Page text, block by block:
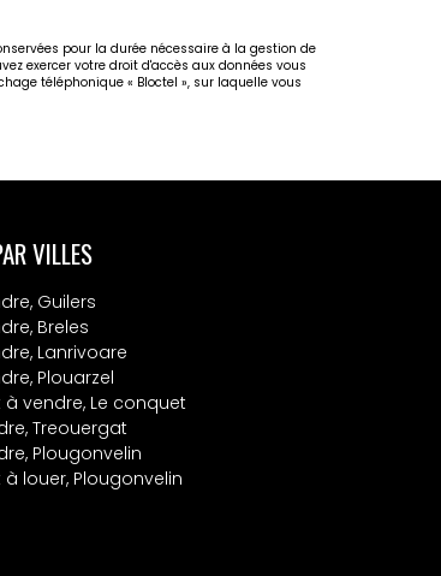
pour la durée nécessaire à la gestion de
exercer votre droit d'accès aux données vous
téléphonique « Bloctel », sur laquelle vous
VILLES
Guilers
Breles
Lanrivoare
Plouarzel
vendre, Le conquet
Treouergat
Plougonvelin
louer, Plougonvelin